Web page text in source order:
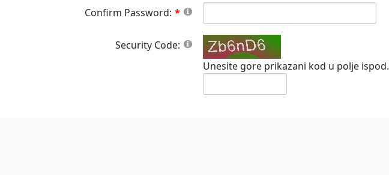
Confirm Password:
Security Code:
Unesite gore prikazani kod u polje ispod.